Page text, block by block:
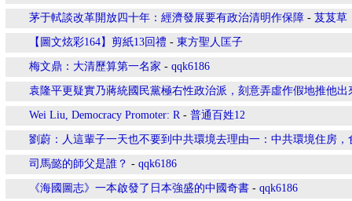
茅于軾談改革開放四十年：經濟發展要有政治清明作保障 - 芨芨草
【圖文炫彩164】剪紙13回禮 - 東方聖人匡子
梅文鼎：大清歷算第一名家 - qqk6186
袁隆平更疑實乃蔣統國民黨極右性政治派，刻意弄虛作假地推他
Wei Liu, Democracy Promoter: R- 普通百姓12
劉蔚：人這輩子一天也不要到中共環境去理由一：中共環境住房，
司馬懿的師父是誰？ - qqk6186
《海國圖志》一本啟發了日本強盛的中國奇書 - qqk6186